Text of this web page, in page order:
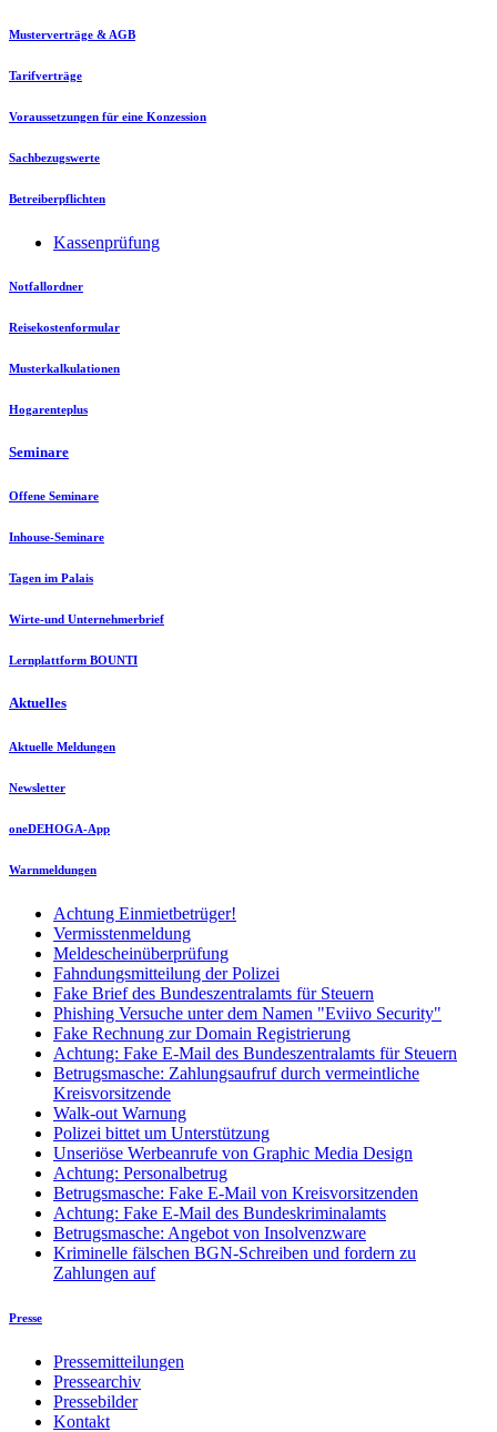
Musterverträge & AGB
Tarifverträge
Voraussetzungen für eine Konzession
Sachbezugswerte
Betreiberpflichten
Kassenprüfung
Notfallordner
Reisekostenformular
Musterkalkulationen
Hogarenteplus
Seminare
Offene Seminare
Inhouse-Seminare
Tagen im Palais
Wirte-und Unternehmerbrief
Lernplattform BOUNTI
Aktuelles
Aktuelle Meldungen
Newsletter
oneDEHOGA-App
Warnmeldungen
Achtung Einmietbetrüger!
Vermisstenmeldung
Meldescheinüberprüfung
Fahndungsmitteilung der Polizei
Fake Brief des Bundeszentralamts für Steuern
Phishing Versuche unter dem Namen "Eviivo Security"
Fake Rechnung zur Domain Registrierung
Achtung: Fake E-Mail des Bundeszentralamts für Steuern
Betrugsmasche: Zahlungsaufruf durch vermeintliche
Kreisvorsitzende
Walk-out Warnung
Polizei bittet um Unterstützung
Unseriöse Werbeanrufe von Graphic Media Design
Achtung: Personalbetrug
Betrugsmasche: Fake E-Mail von Kreisvorsitzenden
Achtung: Fake E-Mail des Bundeskriminalamts
Betrugsmasche: Angebot von Insolvenzware
Kriminelle fälschen BGN-Schreiben und fordern zu
Zahlungen auf
Presse
Pressemitteilungen
Pressearchiv
Pressebilder
Kontakt